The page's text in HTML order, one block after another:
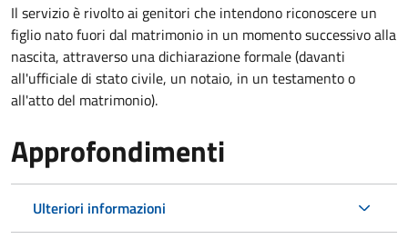
Il servizio è rivolto ai genitori che intendono riconoscere un
figlio nato fuori dal matrimonio in un momento successivo alla
nascita, attraverso una dichiarazione formale (davanti
all'ufficiale di stato civile, un notaio, in un testamento o
all'atto del matrimonio).
Approfondimenti
Ulteriori informazioni